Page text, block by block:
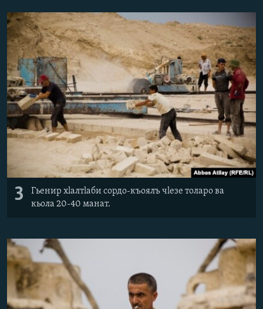
3
Гьенир хlалтlаби сордо-къоялъ чlезе толаро ва
кьола 20-40 манат.